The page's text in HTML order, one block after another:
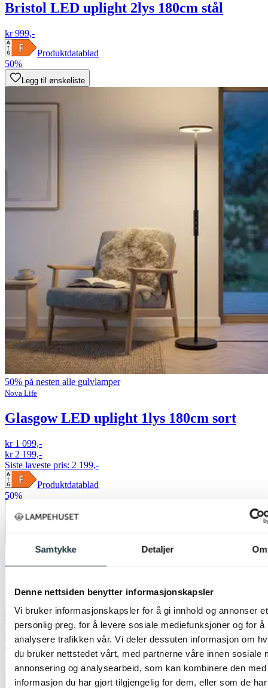
Samtykke Detaljer Om
Denne nettsiden benytter informasjonskapsler
Vi bruker informasjonskapsler for å gi innhold og annonser et
personlig preg, for å levere sosiale mediefunksjoner og for å
analysere trafikken vår. Vi deler dessuten informasjon om
du bruker nettstedet vårt, med partnerne våre innen sosiale
annonsering og analysearbeid, som kan kombinere den med
informasjon du har gjort tilgjengelig for dem, eller som de
Bristol LED uplight 2lys 180cm stål
kr 999,-
Produktdatablad
50%
Legg til ønskeliste
50% på nesten alle gulvlamper
Nova Life
Glasgow LED uplight 1lys 180cm sort
kr 1 099,-
kr 2 199,-
Siste laveste pris: 2 199,-
Produktdatablad
50%
Legg til ønskeliste